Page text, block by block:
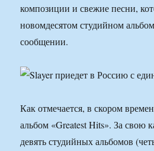
композиции и свежие песни,
новомдесятом студийном
сообщении.
Как отмечается, в скором
альбом «Greatest Hits». За свою
девять студийных альбомов